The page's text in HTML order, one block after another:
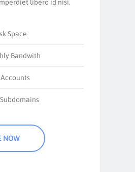
libero id nisi.
Space
Bandwith
NOW